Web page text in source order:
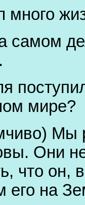
много
самом
мире?
Мы
Они
что он,
его на